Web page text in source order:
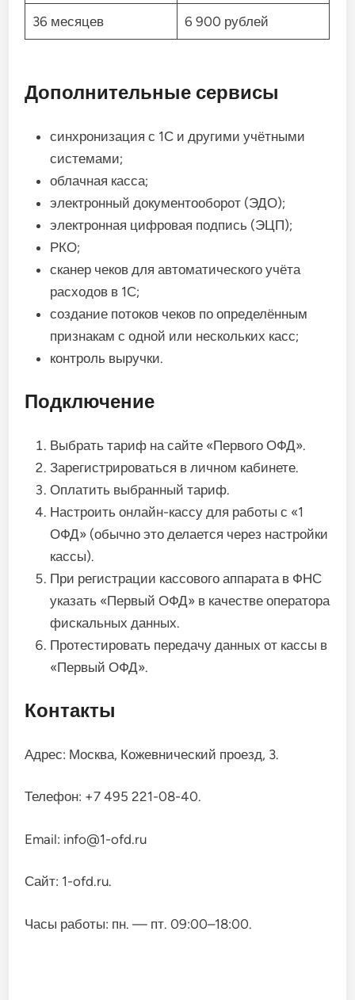
36 месяцев 6 900 рублей
Дополнительные сервисы
синхронизация с 1С и другими учётными
системами;
облачная касса;
электронный документооборот (ЭДО);
электронная цифровая подпись (ЭЦП);
РКО;
сканер чеков для автоматического учёта
расходов в 1С;
создание потоков чеков по определённым
признакам с одной или нескольких касс;
контроль выручки.
Подключение
Выбрать тариф на сайте «Первого ОФД».
Зарегистрироваться в личном кабинете.
Оплатить выбранный тариф.
Настроить онлайн-кассу для работы с «1
ОФД» (обычно это делается через настройки
кассы).
При регистрации кассового аппарата в ФНС
указать «Первый ОФД» в качестве оператора
фискальных данных.
Протестировать передачу данных от кассы в
«Первый ОФД».
Контакты
Адрес: Москва, Кожевнический проезд, 3.
Телефон: +7 495 221-08-40.
Email: info@1-ofd.ru
Сайт: 1-ofd.ru.
Часы работы: пн. — пт. 09:00–18:00.